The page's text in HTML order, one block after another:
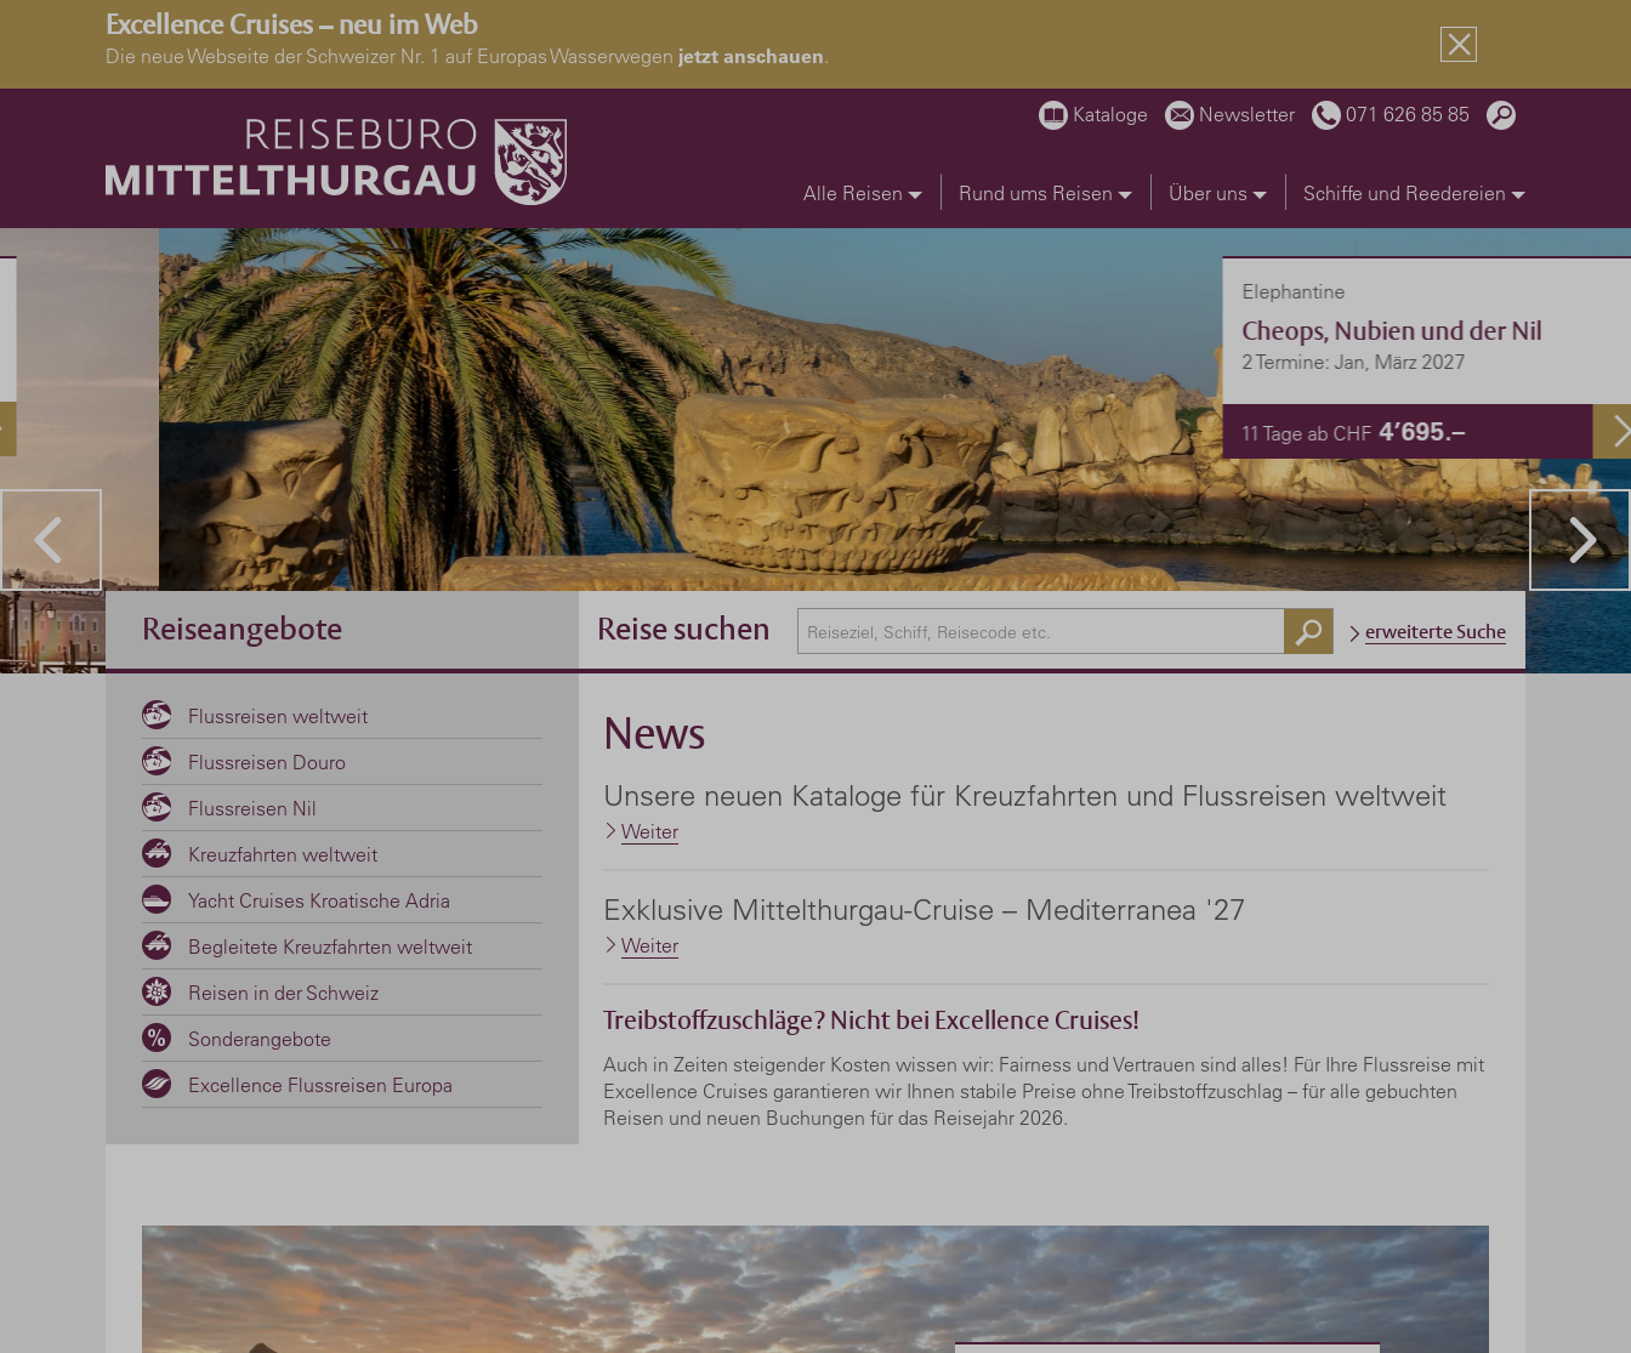
Excellence Cruises – neu im Web
Die neue Webseite der Schweizer Nr. 1 auf Europas Wasserwegen jetzt anschauen.
Kataloge Newsletter 071 626 85 85
Alle Reisen Rund ums Reisen Über uns Schiffe und Reedereien
Cheops, Nubien und der Nil
2 Termine: Jan, März 2027
11 Tage ab CHF4’695.–
Reiseangebote
Flussreisen weltweit
Flussreisen Douro
Flussreisen Nil
Kreuzfahrten weltweit
Yacht Cruises Kroatische Adria
Begleitete Kreuzfahrten weltweit
Reisen in der Schweiz
Sonderangebote
Excellence Flussreisen Europa
Reise suchen erweiterte Suche
News
Unsere neuen Kataloge für Kreuzfahrten und Flussreisen weltweit
Weiter
Exklusive Mittelthurgau-Cruise – Mediterranea '27
Weiter
Treibstoffzuschläge? Nicht bei Excellence Cruises!
Auch in Zeiten steigender Kosten wissen wir: Fairness und Vertrauen sind alles! Für Ihre Flussreise mit
Excellence Cruises garantieren wir Ihnen stabile Preise ohne Treibstoffzuschlag – für alle gebuchten
Reisen und neuen Buchungen für das Reisejahr 2026.